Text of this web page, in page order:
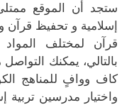
ستجد أن الموقع
إسلامية و تحفيظ
قرآن لمختلف المواد
بالتالي، يمكنك
كاف ووافٍ للمناهج
واختيار مدرسين تربية